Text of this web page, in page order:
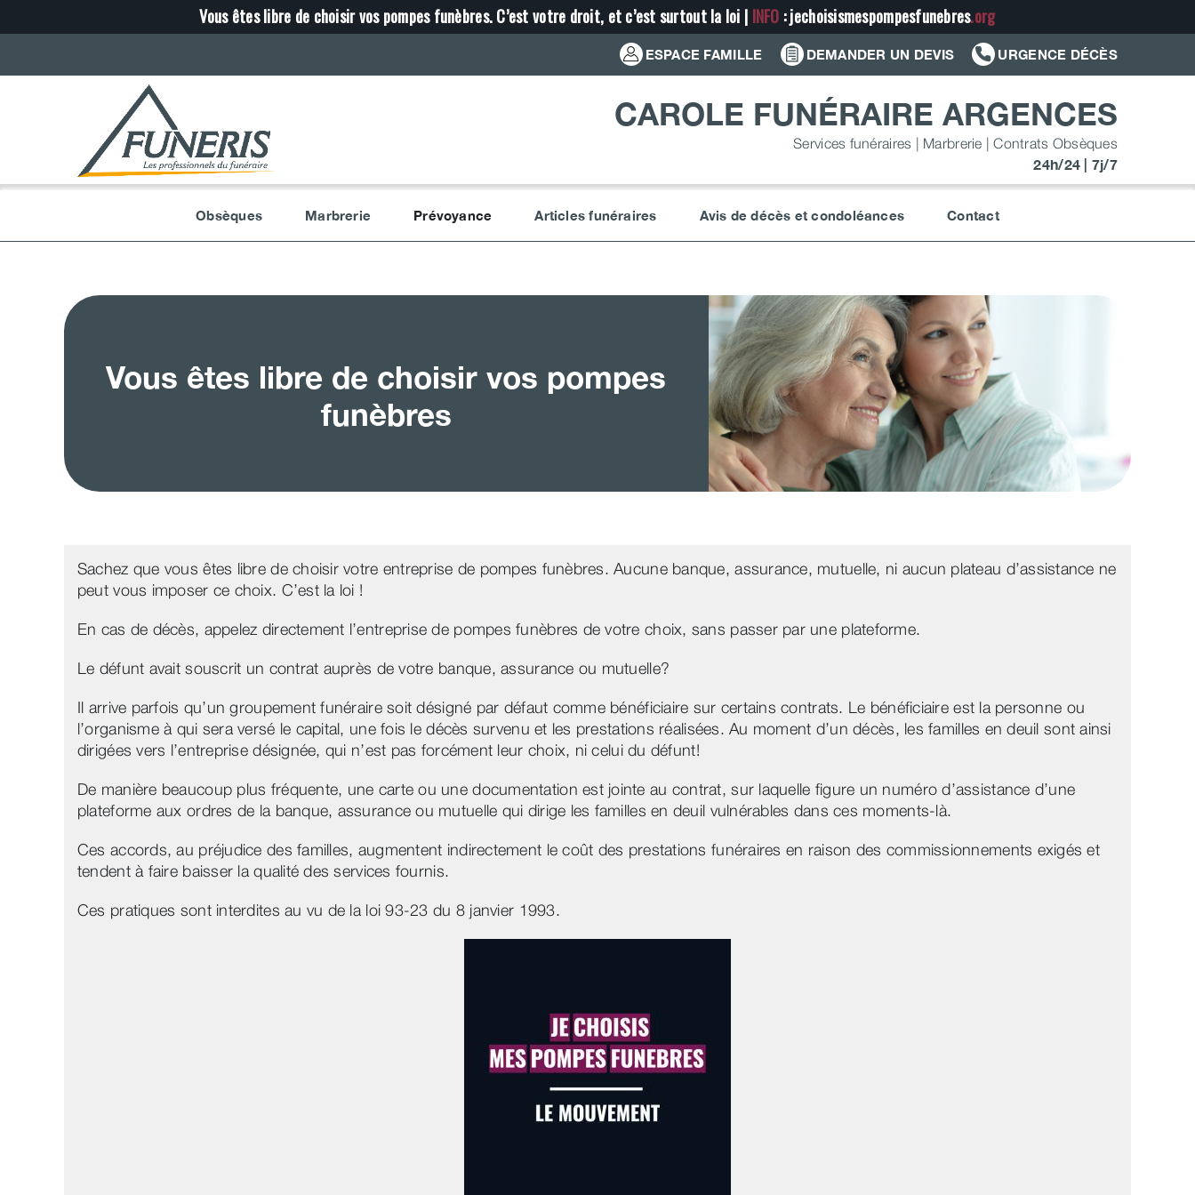
au
Vous êtes libre de choisir vos pompes funèbres. C’est votre droit, et c’est surtout la loi | INFO : jechoisismespompesfunebres.org
ESPACE FAMILLE DEMANDER UN DEVIS URGENCE DÉCÈS
CAROLE FUNÉRAIRE ARGENCES
Services funéraires | Marbrerie | Contrats Obsèques
24h/24 | 7j/7
Obsèques Marbrerie Prévoyance Articles funéraires Avis de décès et condoléances Contact
Vous êtes libre de choisir vos pompes
funèbres
Sachez que vous êtes libre de choisir votre entreprise de pompes funèbres. Aucune banque, assurance, mutuelle, ni aucun plateau d’assistance ne
peut vous imposer ce choix. C’est la loi !
En cas de décès, appelez directement l’entreprise de pompes funèbres de votre choix, sans passer par une plateforme.
Le défunt avait souscrit un contrat auprès de votre banque, assurance ou mutuelle?
Il arrive parfois qu’un groupement funéraire soit désigné par défaut comme bénéficiaire sur certains contrats. Le bénéficiaire est la personne ou
l’organisme à qui sera versé le capital, une fois le décès survenu et les prestations réalisées. Au moment d’un décès, les familles en deuil sont ainsi
dirigées vers l’entreprise désignée, qui n’est pas forcément leur choix, ni celui du défunt!
De manière beaucoup plus fréquente, une carte ou une documentation est jointe au contrat, sur laquelle figure un numéro d’assistance d’une
plateforme aux ordres de la banque, assurance ou mutuelle qui dirige les familles en deuil vulnérables dans ces moments-là.
Ces accords, au préjudice des familles, augmentent indirectement le coût des prestations funéraires en raison des commissionnements exigés et
tendent à faire baisser la qualité des services fournis.
Ces pratiques sont interdites au vu de la loi 93-23 du 8 janvier 1993.